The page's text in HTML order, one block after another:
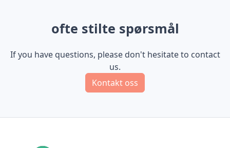
ofte stilte spørsmål
If you have questions, please don't hesitate to contact
us.
Kontakt oss